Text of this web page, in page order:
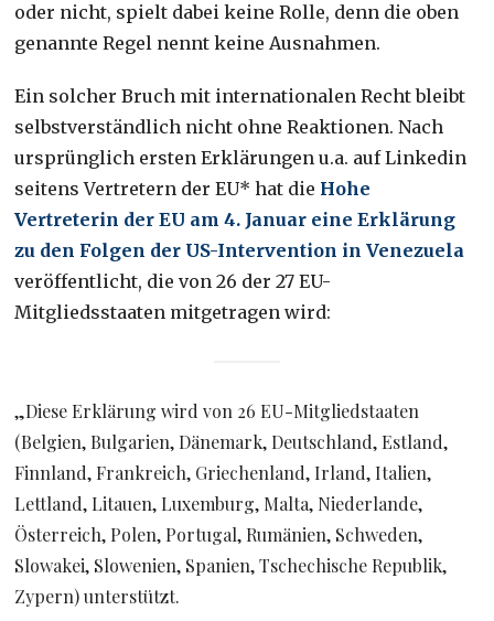
oder nicht, spielt dabei keine Rolle, denn die oben
genannte Regel nennt keine Ausnahmen.
Ein solcher Bruch mit internationalen Recht bleibt
selbstverständlich nicht ohne Reaktionen. Nach
ursprünglich ersten Erklärungen u.a. auf Linkedin
seitens Vertretern der EU* hat die Hohe
Vertreterin der EU am 4. Januar eine Erklärung
zu den Folgen der US-Intervention in Venezuela
veröffentlicht, die von 26 der 27 EU-
Mitgliedsstaaten mitgetragen wird:
„Diese Erklärung wird von 26 EU-Mitgliedstaaten
(Belgien, Bulgarien, Dänemark, Deutschland, Estland,
Finnland, Frankreich, Griechenland, Irland, Italien,
Lettland, Litauen, Luxemburg, Malta, Niederlande,
Österreich, Polen, Portugal, Rumänien, Schweden,
Slowakei, Slowenien, Spanien, Tschechische Republik,
Zypern) unterstützt.